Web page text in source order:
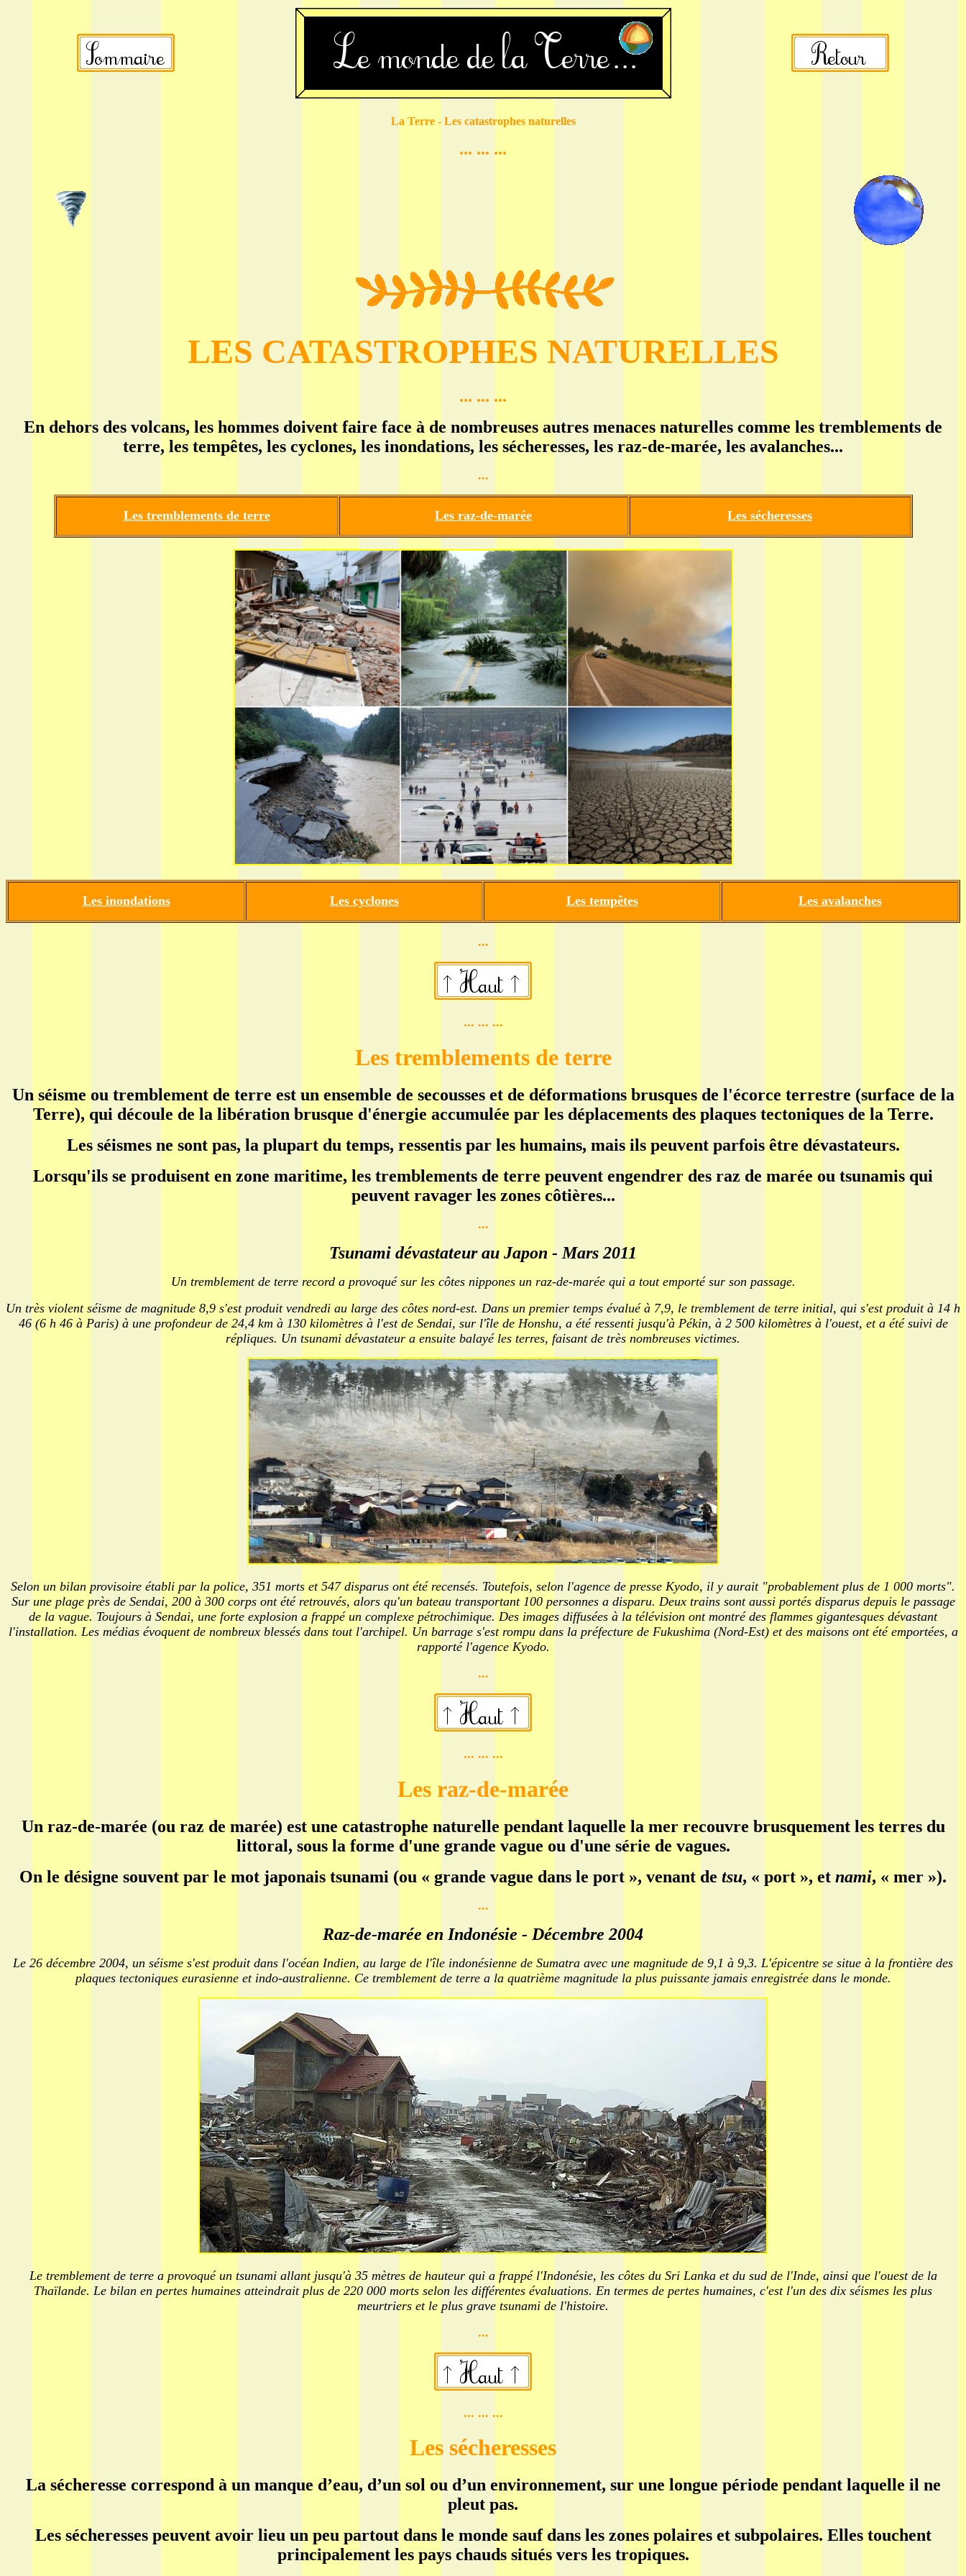
La Terre - Les catastrophes naturelles
... ... ...
LES CATASTROPHES NATURELLES
... ... ...
En dehors des volcans, les hommes doivent faire face à de nombreuses autres menaces naturelles comme les tremblements de
terre, les tempêtes, les cyclones, les inondations, les sécheresses, les raz-de-marée, les avalanches...
...
Les tremblements de terre Les raz-de-marée Les sécheresses
Les inondations Les cyclones Les tempêtes Les avalanches
...
... ... ...
Les tremblements de terre
Un séisme ou tremblement de terre est un ensemble de secousses et de déformations brusques de l'écorce terrestre (surface de la
Terre), qui découle de la libération brusque d'énergie accumulée par les déplacements des plaques tectoniques de la Terre.
Les séismes ne sont pas, la plupart du temps, ressentis par les humains, mais ils peuvent parfois être dévastateurs.
Lorsqu'ils se produisent en zone maritime, les tremblements de terre peuvent engendrer des raz de marée ou tsunamis qui
peuvent ravager les zones côtières...
...
Tsunami dévastateur au Japon - Mars 2011
Un tremblement de terre record a provoqué sur les côtes nippones un raz-de-marée qui a tout emporté sur son passage.
Un très violent séisme de magnitude 8,9 s'est produit vendredi au large des côtes nord-est. Dans un premier temps évalué à 7,9, le tremblement de terre initial, qui s'est produit à 14 h
46 (6 h 46 à Paris) à une profondeur de 24,4 km à 130 kilomètres à l'est de Sendai, sur l'île de Honshu, a été ressenti jusqu'à Pékin, à 2 500 kilomètres à l'ouest, et a été suivi de
répliques. Un tsunami dévastateur a ensuite balayé les terres, faisant de très nombreuses victimes.
Selon un bilan provisoire établi par la police, 351 morts et 547 disparus ont été recensés. Toutefois, selon l'agence de presse Kyodo, il y aurait "probablement plus de 1 000 morts".
Sur une plage près de Sendai, 200 à 300 corps ont été retrouvés, alors qu'un bateau transportant 100 personnes a disparu. Deux trains sont aussi portés disparus depuis le passage
de la vague. Toujours à Sendai, une forte explosion a frappé un complexe pétrochimique. Des images diffusées à la télévision ont montré des flammes gigantesques dévastant
l'installation. Les médias évoquent de nombreux blessés dans tout l'archipel. Un barrage s'est rompu dans la préfecture de Fukushima (Nord-Est) et des maisons ont été emportées, a
rapporté l'agence Kyodo.
...
... ... ...
Les raz-de-marée
Un raz-de-marée (ou raz de marée) est une catastrophe naturelle pendant laquelle la mer recouvre brusquement les terres du
littoral, sous la forme d'une grande vague ou d'une série de vagues.
On le désigne souvent par le mot japonais tsunami (ou « grande vague dans le port », venant de tsu, « port », et nami, « mer »).
...
Raz-de-marée en Indonésie - Décembre 2004
Le 26 décembre 2004, un séisme s'est produit dans l'océan Indien, au large de l'île indonésienne de Sumatra avec une magnitude de 9,1 à 9,3. L'épicentre se situe à la frontière des
plaques tectoniques eurasienne et indo-australienne. Ce tremblement de terre a la quatrième magnitude la plus puissante jamais enregistrée dans le monde.
Le tremblement de terre a provoqué un tsunami allant jusqu'à 35 mètres de hauteur qui a frappé l'Indonésie, les côtes du Sri Lanka et du sud de l'Inde, ainsi que l'ouest de la
Thaïlande. Le bilan en pertes humaines atteindrait plus de 220 000 morts selon les différentes évaluations. En termes de pertes humaines, c'est l'un des dix séismes les plus
meurtriers et le plus grave tsunami de l'histoire.
...
... ... ...
Les sécheresses
La sécheresse correspond à un manque d’eau, d’un sol ou d’un environnement, sur une longue période pendant laquelle il ne
pleut pas.
Les sécheresses peuvent avoir lieu un peu partout dans le monde sauf dans les zones polaires et subpolaires. Elles touchent
principalement les pays chauds situés vers les tropiques.